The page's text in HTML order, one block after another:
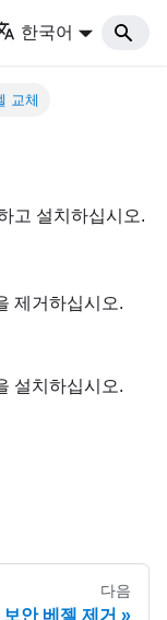
한국어
교체
고 설치하십시오.
제거하십시오.
설치하십시오.
다음
보안 베젤 제거